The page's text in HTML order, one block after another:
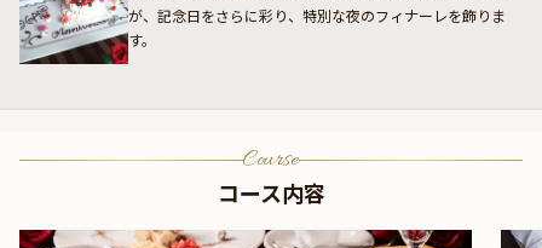
が、記念日をさらに彩り、特別な夜のフィナーレを飾りま
す。
Course
コース内容